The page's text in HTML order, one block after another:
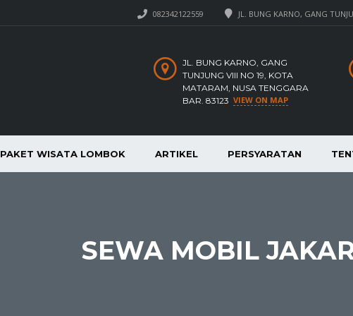
JL. BUNG KARNO, GANG
082342122559
JL. BUNG KARNO, GANG
TUNJUNG VIII NO 19, KOTA
MATARAM, NUSA TENGGARA
BAR. 83123 VIEW ON MAP
PAKET WISATA LOMBOK ARTIKEL PERSYARATAN
SEWA MOBIL